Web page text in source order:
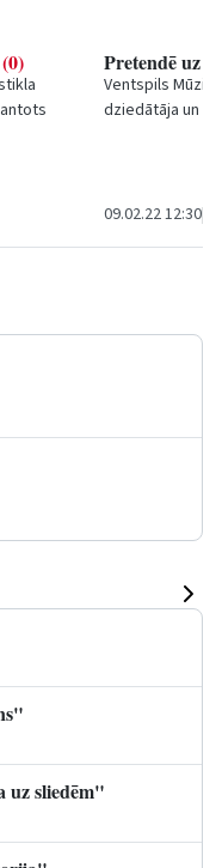
(0) Pretendē uz
Ventspils
dziedātāja un
09.02.22 12:30|
sliedēm"